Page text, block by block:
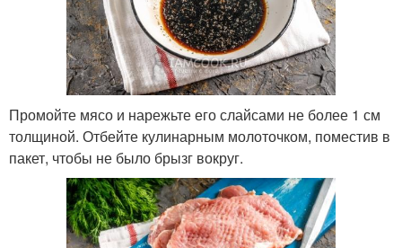
Промойте мясо и нарежьте его слайсами не более 1 см
толщиной. Отбейте кулинарным молоточком, поместив в
пакет, чтобы не было брызг вокруг.